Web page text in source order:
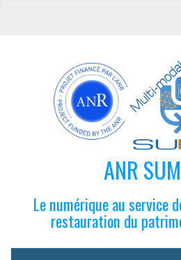
ANR
Le numérique au service
restauration du